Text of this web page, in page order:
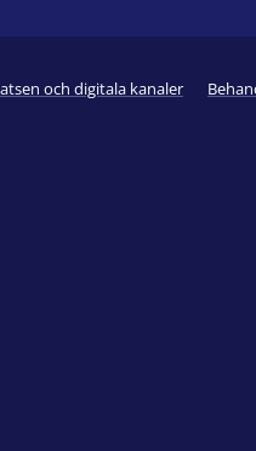
och digitala kanaler